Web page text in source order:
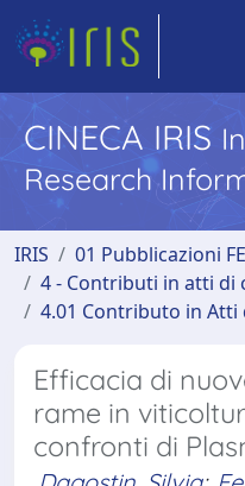
CINECA IRIS
Research
IRIS
01 Pubblicazioni
4 - Contributi in atti di
4.01 Contributo in Atti
Efficacia di
rame in
confronti di